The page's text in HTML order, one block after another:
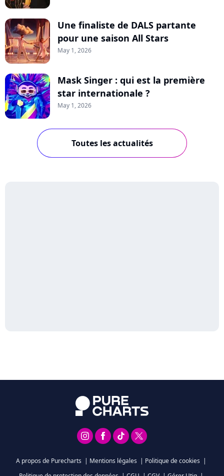
Une finaliste de DALS partante
pour une saison All Stars
May 1, 2026
Mask Singer : qui est la première
star internationale ?
May 1, 2026
Toutes les actualités
A propos de Purecharts | Mentions légales | Politique de cookies |